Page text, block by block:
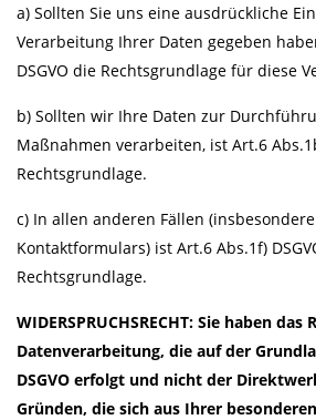
a) Sollten Sie uns eine ausdrückliche
Verarbeitung Ihrer Daten gegeben
DSGVO die Rechtsgrundlage für diese
b) Sollten wir Ihre Daten zur
Maßnahmen verarbeiten, ist Art.6
Rechtsgrundlage.
c) In allen anderen Fällen
Kontaktformulars) ist Art.6 Abs.1f)
Rechtsgrundlage.
WIDERSPRUCHSRECHT: Sie haben das
Datenverarbeitung, die auf der
DSGVO erfolgt und nicht der
Gründen, die sich aus Ihrer